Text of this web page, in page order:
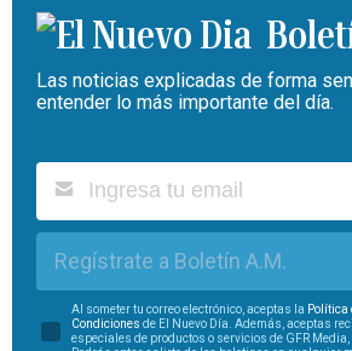
Las noticias explicadas de forma
entender lo más importante del día.
Regístrate a Boletín A.M.
Al someter tu correo electrónico, aceptas la Política
Condiciones de El Nuevo Día. Además, aceptas
especiales de productos o servicios de GFR